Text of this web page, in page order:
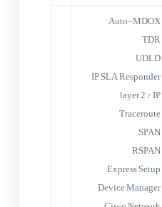
Auto-MDOX
TDR
UDLD
IP SLA Responder
layer 2 / IP
Traceroute
SPAN
RSPAN
Express Setup
Device Manager